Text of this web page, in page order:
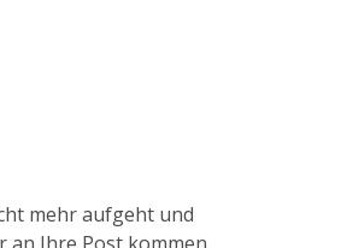
mehr aufgeht und